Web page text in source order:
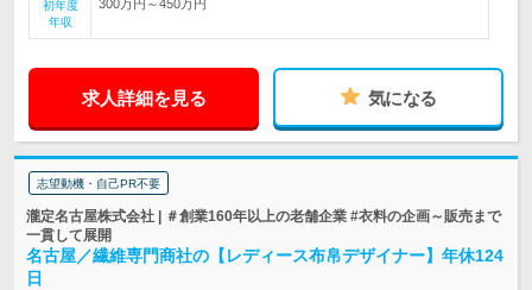
初年度
年収
300万円～450万円
求人詳細を見る 気になる
志望動機・自己PR不要
瀧定名古屋株式会社 | ＃創業160年以上の老舗企業 #衣料の企画～販売まで
一貫して展開
名古屋／繊維専門商社の【レディース布帛デザイナー】年休124
日